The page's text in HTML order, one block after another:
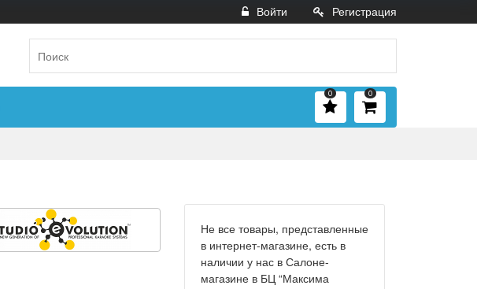
Войти Регистрация
0
0
Не все товары, представленные
в интернет-магазине, есть в
наличии у нас в Салоне-
магазине в БЦ “Максима